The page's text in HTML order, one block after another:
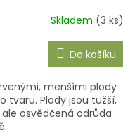
Skladem (3 ks)
Do košíku
menšími plody
tvaru. Plody jsou tužší,
osvědčená odrůda